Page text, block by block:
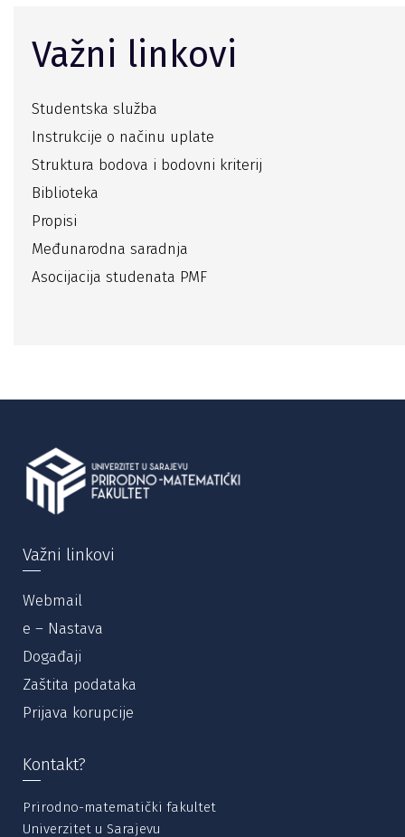
Važni linkovi
Studentska služba
Instrukcije o načinu uplate
Struktura bodova i bodovni kriterij
Biblioteka
Propisi
Međunarodna saradnja
Asocijacija studenata PMF
Važni linkovi
Webmail
e – Nastava
Događaji
Zaštita podataka
Prijava korupcije
Kontakt?
Prirodno-matematički fakultet
Univerzitet u Sarajevu